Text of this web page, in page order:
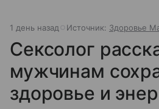
1 день назад Источник: Здоровье
Сексолог
мужчинам
здоровье и